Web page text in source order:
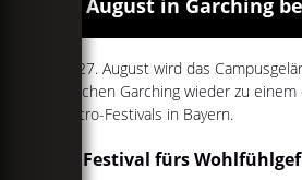
27. August in Garching
Am 27. August wird das
München Garching wieder zu
Elektro-Festivals in Bayern.
Ein Festival fürs